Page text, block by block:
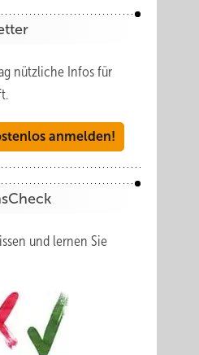
nützliche Infos für
anmelden!
und lernen Sie